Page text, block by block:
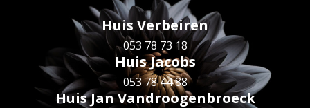
Huis Verbeiren
053 78 73 18
Huis Jacobs
053 78 44 88
Huis Jan Vandroogenbroeck